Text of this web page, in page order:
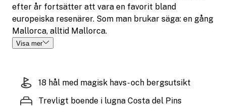
efter år fortsätter att vara en favorit bland
europeiska resenärer. Som man brukar säga: en gång
Mallorca, alltid Mallorca.
Visa mer
18 hål med magisk havs- och bergsutsikt
Trevligt boende i lugna Costa del Pins